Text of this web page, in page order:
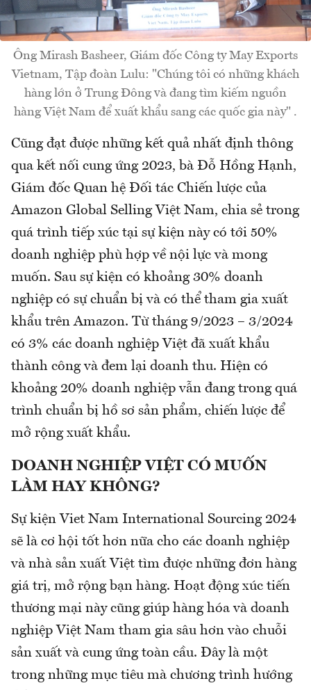
Ông Mirash Basheer, Giám đốc Công ty May Exports
Vietnam, Tập đoàn Lulu: "Chúng tôi có những khách
hàng lớn ở Trung Đông và đang tìm kiếm nguồn
hàng Việt Nam để xuất khẩu sang các quốc gia này" .
Cũng đạt được những kết quả nhất định thông
qua kết nối cung ứng 2023, bà Đỗ Hồng Hạnh,
Giám đốc Quan hệ Đối tác Chiến lược của
Amazon Global Selling Việt Nam, chia sẻ trong
quá trình tiếp xúc tại sự kiện này có tới 50%
doanh nghiệp phù hợp về nội lực và mong
muốn. Sau sự kiện có khoảng 30% doanh
nghiệp có sự chuẩn bị và có thể tham gia xuất
khẩu trên Amazon. Từ tháng 9/2023 – 3/2024
có 3% các doanh nghiệp Việt đã xuất khẩu
thành công và đem lại doanh thu. Hiện có
khoảng 20% doanh nghiệp vẫn đang trong quá
trình chuẩn bị hồ sơ sản phẩm, chiến lược để
mở rộng xuất khẩu.
DOANH NGHIỆP VIỆT CÓ MUỐN
LÀM HAY KHÔNG?
Sự kiện Viet Nam International Sourcing 2024
sẽ là cơ hội tốt hơn nữa cho các doanh nghiệp
và nhà sản xuất Việt tìm được những đơn hàng
giá trị, mở rộng bạn hàng. Hoạt động xúc tiến
thương mại này cũng giúp hàng hóa và doanh
nghiệp Việt Nam tham gia sâu hơn vào chuỗi
sản xuất và cung ứng toàn cầu. Đây là một
trong những mục tiêu mà chương trình hướng